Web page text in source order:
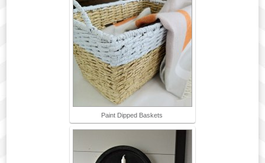
Paint Dipped Baskets